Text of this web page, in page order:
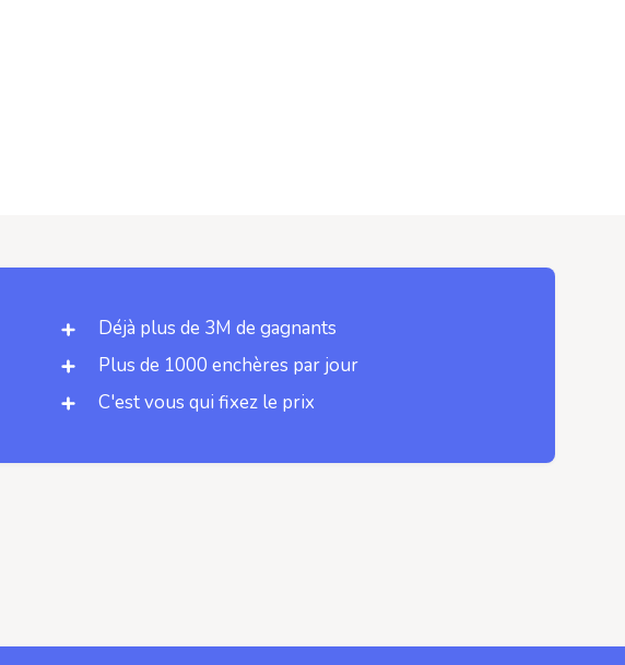
Déjà plus de 3M de gagnants
Plus de 1000 enchères par jour
C'est vous qui fixez le prix